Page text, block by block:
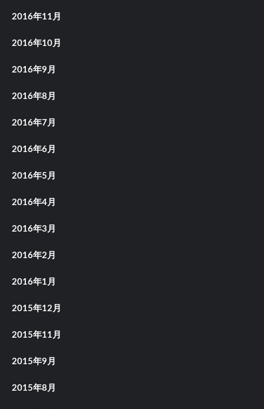
2016年11月
2016年10月
2016年9月
2016年8月
2016年7月
2016年6月
2016年5月
2016年4月
2016年3月
2016年2月
2016年1月
2015年12月
2015年11月
2015年9月
2015年8月